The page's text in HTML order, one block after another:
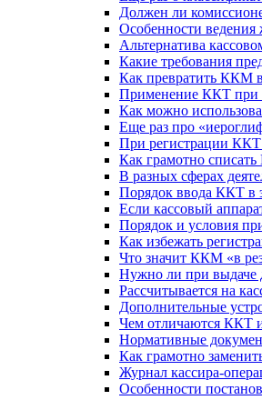
Должен ли
Особенности ведения
Альтернатива
Какие требования
Как превратить ККМ
Применение ККТ при
Как можно
Еще раз про
При регистрации ККТ
Как грамотно
В разных сферах
Порядок ввода ККТ в
Если кассовый
Порядок и условия
Как избежать
Что значит ККМ «в
Нужно ли при выдаче
Рассчитывается на
Дополнительные
Чем отличаются ККТ
Нормативные
Как грамотно
Журнал кассира-
Особенности